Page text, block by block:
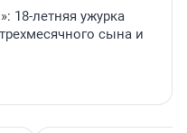
18-летняя ужурка
сына и